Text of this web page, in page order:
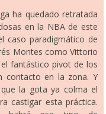
ha quedado retratada
en la NBA de este
caso paradigmático de
Montes como Vittorio
fantástico pivot de los
contacto en la zona. Y
la gota ya colma el
castigar esta práctica.